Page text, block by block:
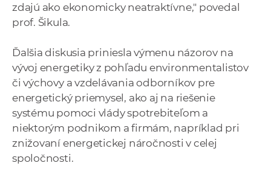
zdajú ako ekonomicky neatraktívne," povedal
prof. Šikula.
Ďalšia diskusia priniesla výmenu názorov na
vývoj energetiky z pohľadu environmentalistov
či výchovy a vzdelávania odborníkov pre
energetický priemysel, ako aj na riešenie
systému pomoci vlády spotrebiteľom a
niektorým podnikom a firmám, napríklad pri
znižovaní energetickej náročnosti v celej
spoločnosti.